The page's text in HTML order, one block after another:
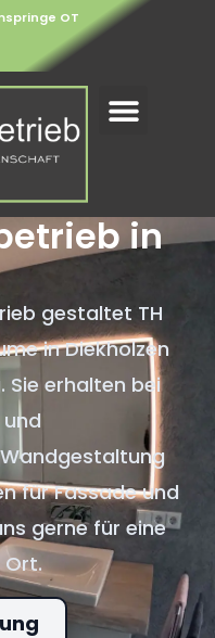
OT
in
gestaltet TH
in Diekholzen
Sie erhalten bei
für Fassade und
gerne für eine
Ort.